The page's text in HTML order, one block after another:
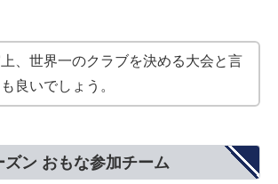
、世界一のクラブを決める大会と言
良いでしょう。
ズン おもな参加チーム